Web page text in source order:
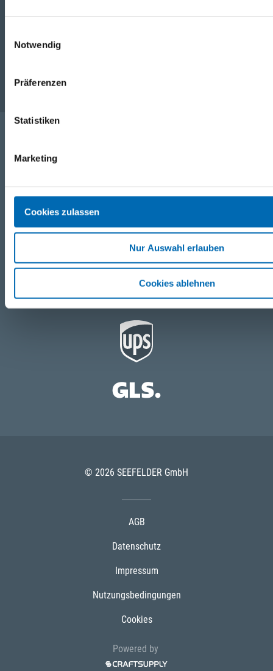
Notwendig
Präferenzen
Statistiken
Marketing
Cookies zulassen
Nur Auswahl erlauben
Cookies ablehnen
Partner
© 2026 SEEFELDER GmbH
AGB
Datenschutz
Impressum
Nutzungsbedingungen
Cookies
Powered by